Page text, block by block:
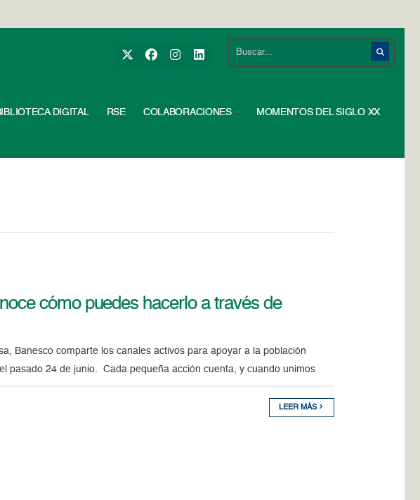
DIGITAL RSE COLABORACIONES MOMENTOS DEL SIGLO XX
cómo puedes hacerlo a través de
Banesco comparte los canales activos para apoyar a la población
pasado 24 de junio. Cada pequeña acción cuenta, y cuando unimos
LEER MÁS